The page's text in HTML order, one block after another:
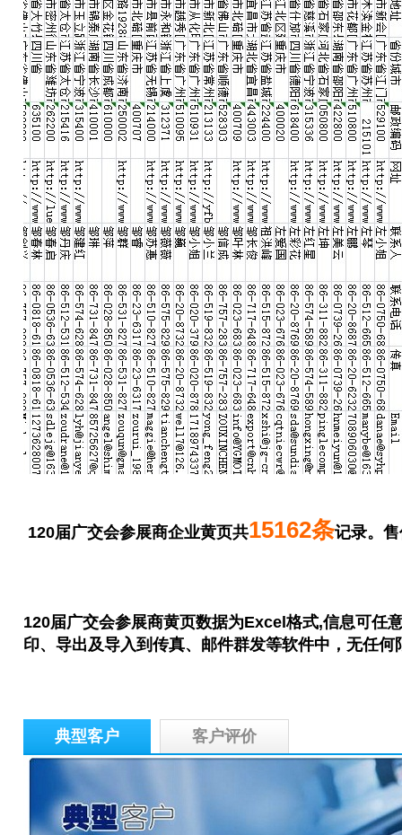
120届广交会参展商企业黄页共15162条记录。
120届广交会参展商黄页数据为Excel格式,信息可任
印、导出及导入到传真、邮件群发等软件中，无任何
典型客户 客户评价